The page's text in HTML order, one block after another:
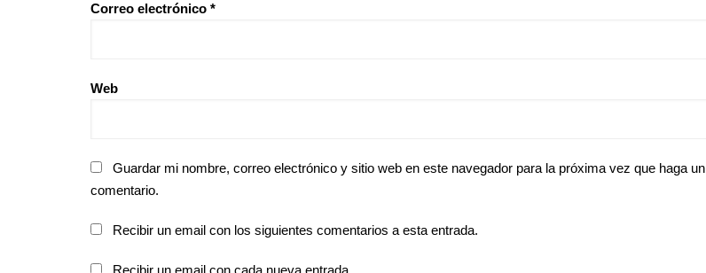
Correo electrónico *
Web
Guardar mi nombre, correo electrónico y sitio web en este navegador para la próxima vez que haga un
comentario.
Recibir un email con los siguientes comentarios a esta entrada.